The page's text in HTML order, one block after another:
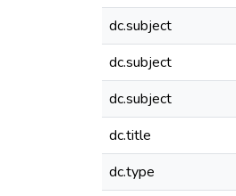
dc.subject
dc.subject
dc.subject
dc.title
dc.type